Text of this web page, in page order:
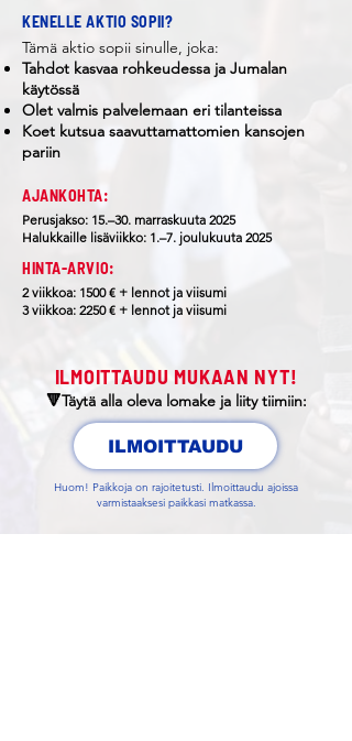
KENELLE AKTIO SOPII?
Tämä aktio sopii sinulle, joka:
Tahdot kasvaa rohkeudessa ja Jumalan
käytössä
Olet valmis palvelemaan eri tilanteissa
Koet kutsua saavuttamattomien kansojen
pariin
AJANKOHTA:
Perusjakso: 15.–30. marraskuuta 2025
Halukkaille lisäviikko: 1.–7. joulukuuta 2025
HINTA-ARVIO:
2 viikkoa: 1500 € + lennot ja viisumi
3 viikkoa: 2250 € + lennot ja viisumi
ILMOITTAUDU MUKAAN NYT!
🔻Täytä alla oleva lomake ja liity tiimiin:
ILMOITTAUDU
Huom! Paikkoja on rajoitetusti. Ilmoittaudu ajoissa
varmistaaksesi paikkasi matkassa.